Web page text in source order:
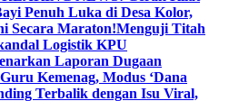
Penuh Luka di Desa Kolor,
Secara Maraton!Menguji Titah
Logistik KPU
Laporan Dugaan
Kemenag, Modus ‘Dana
Terbalik dengan Isu Viral,